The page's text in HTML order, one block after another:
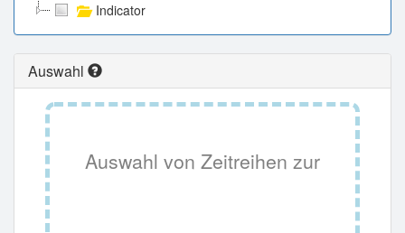
Indicator
Auswahl
Auswahl von Zeitreihen zur